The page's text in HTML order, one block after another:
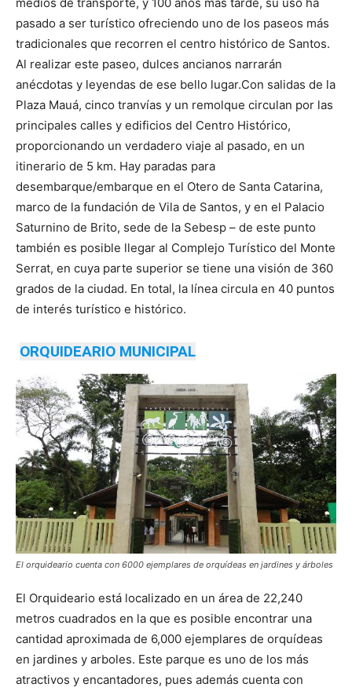
pasado a ser turístico ofreciendo uno de los paseos más
tradicionales que recorren el centro histórico de Santos.
Al realizar este paseo, dulces ancianos narrarán
anécdotas y leyendas de ese bello lugar.Con salidas de la
Plaza Mauá, cinco tranvías y un remolque circulan por las
principales calles y edificios del Centro Histórico,
proporcionando un verdadero viaje al pasado, en un
itinerario de 5 km. Hay paradas para
desembarque/embarque en el Otero de Santa Catarina,
marco de la fundación de Vila de Santos, y en el Palacio
Saturnino de Brito, sede de la Sebesp – de este punto
también es posible llegar al Complejo Turístico del Monte
Serrat, en cuya parte superior se tiene una visión de 360
grados de la ciudad. En total, la línea circula en 40 puntos
de interés turístico e histórico.
ORQUIDEARIO MUNICIPAL
El orquideario cuenta con 6000 ejemplares de orquídeas en jardines y árboles
El Orquideario está localizado en un área de 22,240
metros cuadrados en la que es posible encontrar una
cantidad aproximada de 6,000 ejemplares de orquídeas
en jardines y arboles. Este parque es uno de los más
atractivos y encantadores, pues además cuenta con